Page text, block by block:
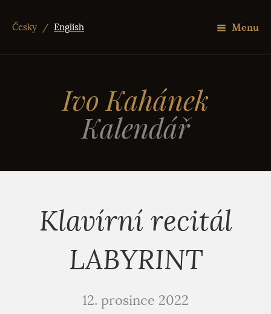
Menu
Česky / English
Ivo Kahánek
Kalendář
Klavírní recitál
LABYRINT
12. prosince 2022